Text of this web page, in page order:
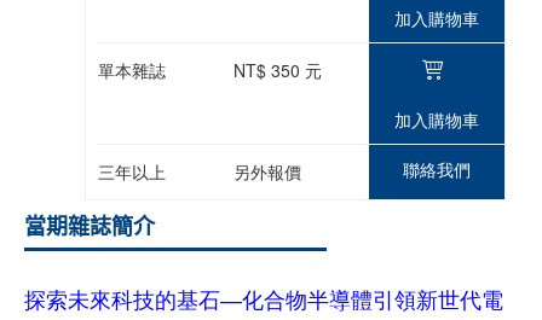
加入購物車
單本雜誌 NT$ 350 元
加入購物車
三年以上 另外報價 聯絡我們
當期雜誌簡介
探索未來科技的基石―化合物半導體引領新世代電